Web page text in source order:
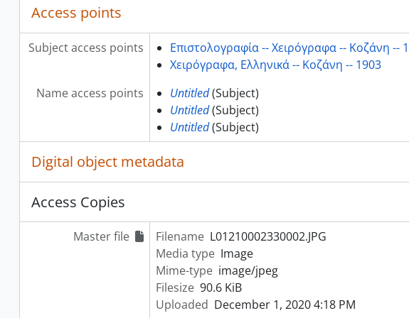
Access points
Subject access points
Επιστολογραφία -- Χειρόγραφα -- Κοζάνη --
Χειρόγραφα, Ελληνικά -- Κοζάνη -- 1903
Name access points
Untitled(Subject)
Untitled(Subject)
Untitled(Subject)
Digital object metadata
Access Copies
Master file Filename L01210002330002.JPG
Media type Image
Mime-type image/jpeg
Filesize 90.6 KiB
Uploaded December 1, 2020 4:18 PM